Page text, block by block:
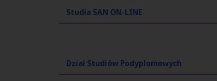
Studia SAN ON-LINE
Dział Studiów Podyplomowych